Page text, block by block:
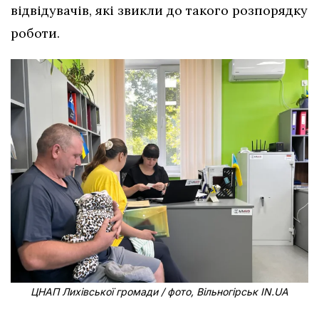
відвідувачів, які звикли до такого розпорядку
роботи.
ЦНАП Лихівської громади / фото, Вільногірськ IN.UA